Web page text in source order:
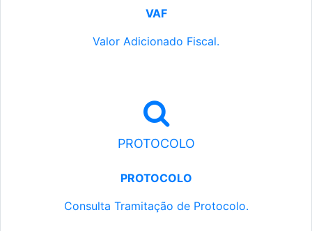
VAF
Valor Adicionado Fiscal.
PROTOCOLO
PROTOCOLO
Consulta Tramitação de Protocolo.